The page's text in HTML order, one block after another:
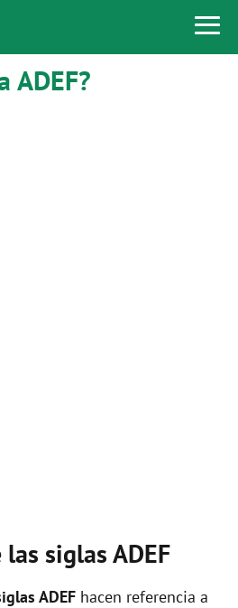
ADEF?
siglas ADEF
ADEF hacen referencia a